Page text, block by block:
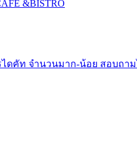
&BISTRO
ดคัท จำนวนมาก-น้อย สอบถา